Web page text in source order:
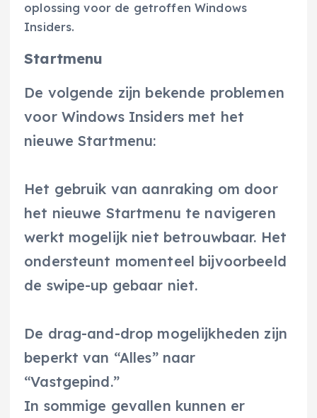
oplossing voor de getroffen Windows
Insiders.
Startmenu
De volgende zijn bekende problemen
voor Windows Insiders met het
nieuwe Startmenu:
Het gebruik van aanraking om door
het nieuwe Startmenu te navigeren
werkt mogelijk niet betrouwbaar. Het
ondersteunt momenteel bijvoorbeeld
de swipe-up gebaar niet.
De drag-and-drop mogelijkheden zijn
beperkt van “Alles” naar
“Vastgepind.”
In sommige gevallen kunnen er